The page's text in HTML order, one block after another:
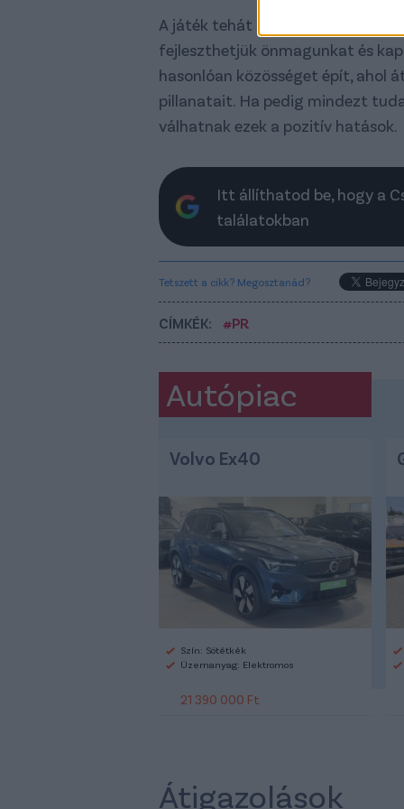
A játék tehát nem csupán
fejleszthetjük önmagunkat és
hasonlóan közösséget épít, ahol
pillanatait. Ha pedig mindezt
válhatnak ezek a pozitív hatások.
Itt állíthatod be, hogy a
találatokban
Tetszett a cikk? Megosztanád?
CÍMKÉK: #PR
Autópiac
Volvo Ex40
Szín: Sötétkék
Üzemanyag: Elektromos
21 390 000 Ft
Átigazolások